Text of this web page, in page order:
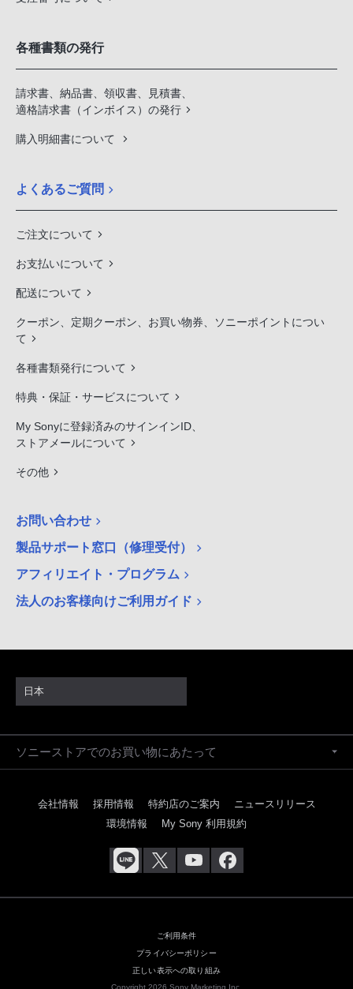
各種書類の発行
請求書、納品書、領収書、見積書、
適格請求書（インボイス）の発行
購入明細書について
よくあるご質問
ご注文について
お支払いについて
配送について
クーポン、定期クーポン、お買い物券、ソニーポイントについ
て
各種書類発行について
特典・保証・サービスについて
My Sonyに登録済みのサインインID、
ストアメールについて
その他
お問い合わせ
製品サポート窓口（修理受付）
アフィリエイト・プログラム
法人のお客様向けご利用ガイド
日本
ソニーストアでのお買い物にあたって
会社情報 採用情報 特約店のご案内
ニュースリリース
環境情報
My Sony 利用規約
ご利用条件
プライバシーポリシー
正しい表示への取り組み
Copyright 2026 Sony Marketing Inc.